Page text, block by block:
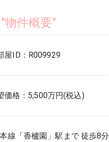
"物件概要"
屋ID： R009929
価格：5,500万円(税込)
線 「香櫨園 」駅まで 徒歩8分